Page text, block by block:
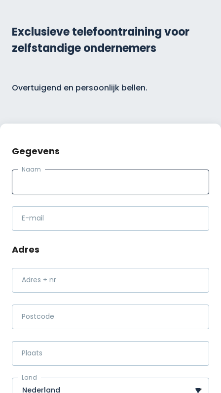
Exclusieve telefoontraining voor
zelfstandige ondernemers
Overtuigend en persoonlijk bellen.
Gegevens
Naam
E-mail
Adres
Adres + nr
Postcode
Plaats
Land